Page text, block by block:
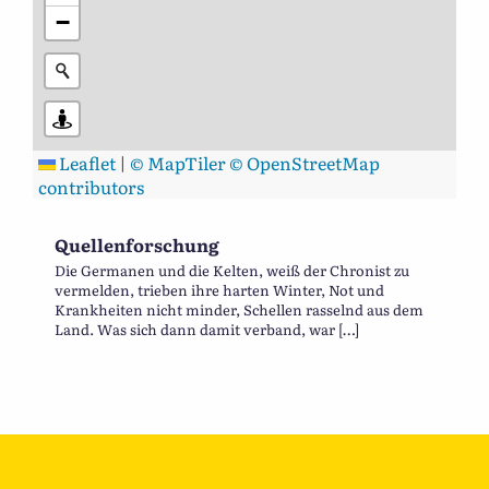
−
Leaflet | © MapTiler© OpenStreetMap
contributors
Quellenforschung
Die Germanen und die Kelten, weiß der Chronist zu
vermelden, trieben ihre harten Winter, Not und
Krankheiten nicht minder, Schellen rasselnd aus dem
Land. Was sich dann damit verband, war […]